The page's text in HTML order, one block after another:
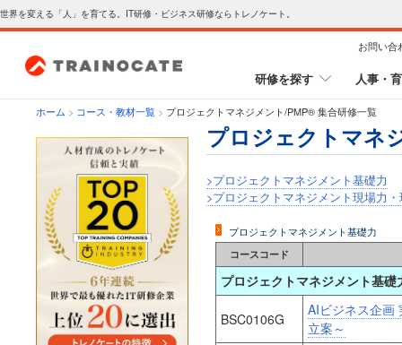
世界を変える「人」を育てる。IT研修・ビジネス研修ならトレノケート。
お問い合
研修を探す 人事・
ホーム > コース・教材一覧 > プロジェクトマネジメント/PMP® 集合研修一覧
プロジェクトマネ
>プロジェクトマネジメント基礎力
>プロジェクトマネジメント現場力
プロジェクトマネジメント基礎力
コースコード
プロジェクトマネジメント基礎
BSC0106G
AIビジネス企画
立案～